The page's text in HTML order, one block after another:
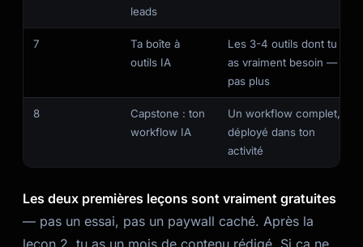
leads
7
Ta boîte à
outils IA
Les 3-4 outils dont tu
as vraiment besoin —
pas plus
8
Capstone : ton
workflow IA
Un workflow complet,
déployé dans ton
activité
Les deux premières leçons sont vraiment gratuites
— pas un essai, pas un paywall caché. Après la
leçon 2, tu as un mois de contenu rédigé. Si ça ne